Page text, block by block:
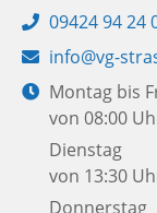
Telefon:
09424 94 24
E-
Mail:
info@vg-
Öffnungszeiten:
Montag bis
von 08:00
Dienstag
von 13:30
Donnerstag